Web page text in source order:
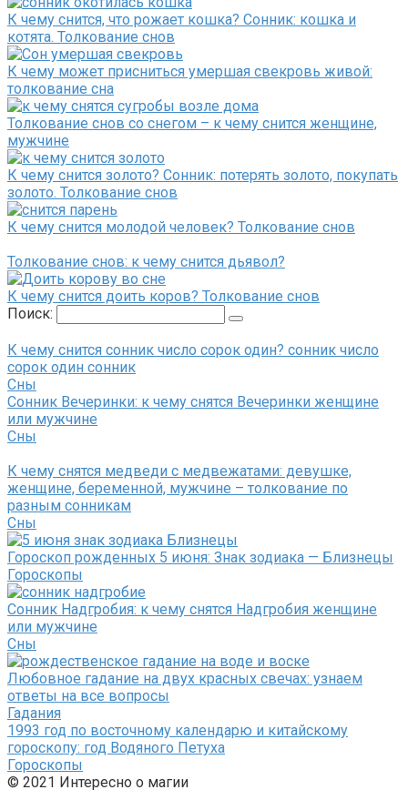
К чему снится, что рожает кошка? Сонник: кошка и
котята. Толкование снов
К чему может присниться умершая свекровь живой:
толкование сна
Толкование снов со снегом – к чему снится женщине,
мужчине
К чему снится золото? Сонник: потерять золото, покупать
золото. Толкование снов
К чему снится молодой человек? Толкование снов
Толкование снов: к чему снится дьявол?
К чему снится доить коров? Толкование снов
Поиск:
К чему снится сонник число сорок один? сонник число
сорок один сонник
Сны
Сонник Вечеринки: к чему снятся Вечеринки женщине
или мужчине
Сны
К чему снятся медведи с медвежатами: девушке,
женщине, беременной, мужчине – толкование по
разным сонникам
Сны
Гороскоп рожденных 5 июня: Знак зодиака — Близнецы
Гороскопы
Сонник Надгробия: к чему снятся Надгробия женщине
или мужчине
Сны
Любовное гадание на двух красных свечах: узнаем
ответы на все вопросы
Гадания
1993 год по восточному календарю и китайскому
гороскопу: год Водяного Петуха
Гороскопы
© 2021 Интересно о магии